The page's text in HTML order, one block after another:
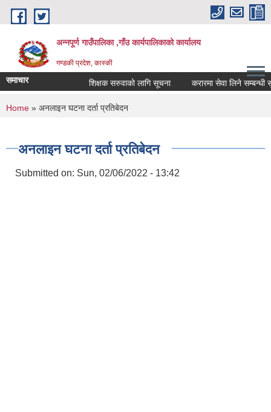
Skip to main content
अन्नपूर्ण गाउँपालिका ,गाँउ कार्यपालिकाको कार्यालय
गण्डकी प्रदेश, कास्की
समाचार शिक्षक सरुवाको लागि सूचना करारमा सेवा लिने सम्बन्धी
You are here
Home » अनलाइन घटना दर्ता प्रतिबेदन
अनलाइन घटना दर्ता प्रतिबेदन
Submitted on: Sun, 02/06/2022 - 13:42